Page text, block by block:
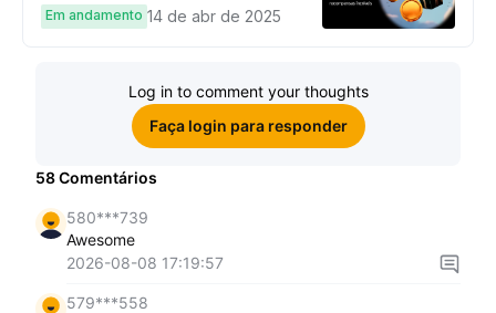
cashback e bônus no cartão!
Em andamento 14 de abr de 2025
Log in to comment your thoughts
Faça login para responder
58Comentários
580***739
Awesome
2026-08-08 17:19:57
579***558